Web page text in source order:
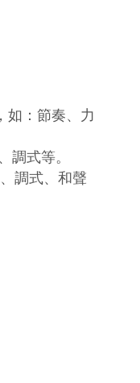
如：節奏、力
式等。
調式、和聲